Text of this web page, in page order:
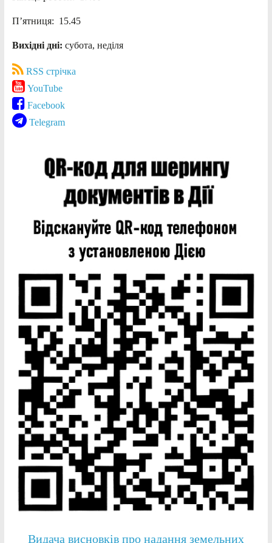
П’ятниця: 15.45
Вихідні дні: субота, неділя
RSS стрічка
YouTube
Facebook
Telegram
Видача висновків про надання земельних